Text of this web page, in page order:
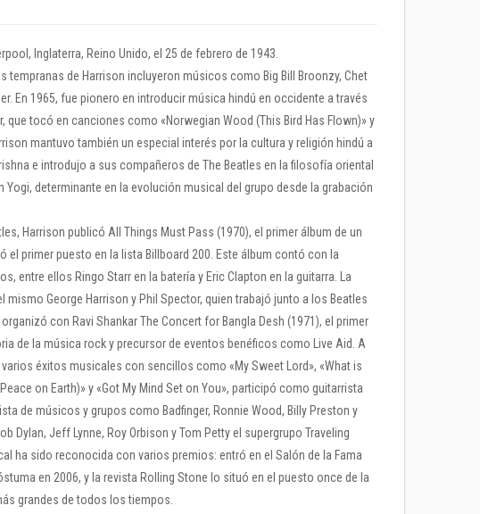
Inglaterra, Reino Unido, el 25 de febrero de 1943.
tempranas de Harrison incluyeron músicos como Big Bill Broonzy, Chet
En 1965, fue pionero en introducir música hindú en occidente a través
tocó en canciones como «Norwegian Wood (This Bird Has Flown)» y
mantuvo también un especial interés por la cultura y religión hindú a
e introdujo a sus compañeros de The Beatles en la filosofía oriental
Yogi, determinante en la evolución musical del grupo desde la grabación
Harrison publicó All Things Must Pass (1970), el primer álbum de un
el primer puesto en la lista Billboard 200. Este álbum contó con la
entre ellos Ringo Starr en la batería y Eric Clapton en la guitarra. La
George Harrison y Phil Spector, quien trabajó junto a los Beatles
con Ravi Shankar The Concert for Bangla Desh (1971), el primer
de la música rock y precursor de eventos benéficos como Live Aid. A
éxitos musicales con sencillos como «My Sweet Lord», «What is
Peace on Earth)» y «Got My Mind Set on You», participó como guitarrista
de músicos y grupos como Badfinger, Ronnie Wood, Billy Preston y
Dylan, Jeff Lynne, Roy Orbison y Tom Petty el supergrupo Traveling
ha sido reconocida con varios premios: entró en el Salón de la Fama
en 2006, y la revista Rolling Stone lo situó en el puesto once de la
grandes de todos los tiempos.